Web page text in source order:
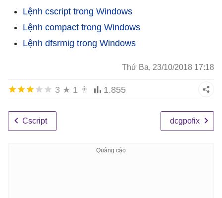
Lệnh cscript trong Windows
Lệnh compact trong Windows
Lệnh dfsrmig trong Windows
Thứ Ba, 23/10/2018 17:18
3 ★ 1 👨 1.855
Cscript dcgpofix